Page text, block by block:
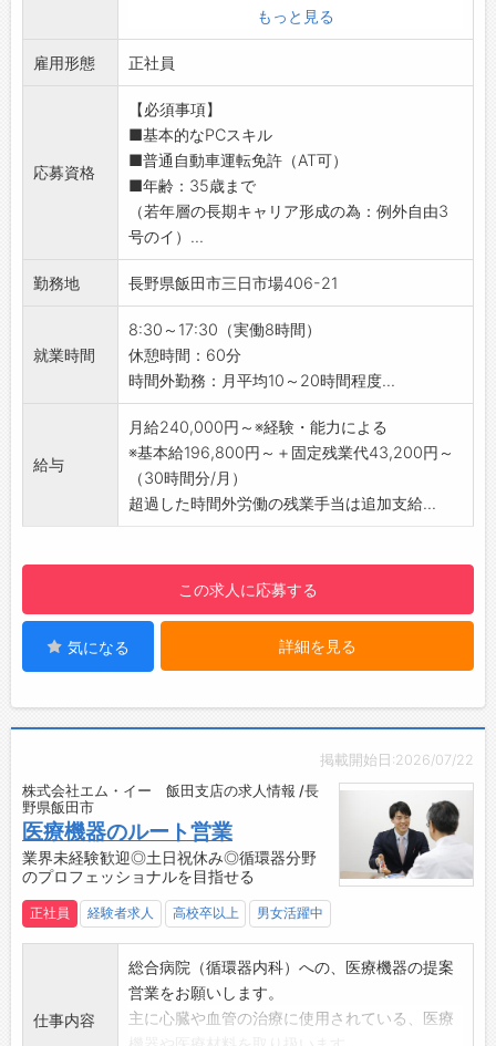
の物流センターで研修ををお願いする場合があ
ります。
【会社の雰囲気】
現在全エリア合わせて11名のドライバーが勤務
をしています！
新たな業界へチャレンジしたい方や、ワークラ
イフバランスを改善したい方、様々な理由で入
社をいただきました。
離職者も少なく、働きやすい環境も整っていま
す！
立ち上げて間もない事業であり、少数精鋭では
ありますが、皆で協力しながら業務をしており
ます！
【1日の流れの例】※シフトにより変動あり
4:00 出勤 点呼、アルコールチェック
▼
4:10 店舗への配送商品積込（カゴ車）し移動
▼
5:30 店舗着 カゴ車で荷下ろし → 空のカ
▼
10:30 当社物流センターへ移動 荷積み（カ
ゴ車）・荷下ろし（フォークリフト）
▼
11:00 店舗着 カゴ車での荷下ろし → 空の
カゴ車回収し移動
▼
12:30 物流センター着 荷下ろし（フォーク
リフト・カゴ車）、洗車等付随業務
▼
13:00 退社 お疲れ様でした！
入社後は、座学研修やOJTを経て、先輩社員か
ら病院を2~3社引継ぎます。
【業務内容】
・お客様へのヒアリング
※メインは総合病院（循環器内科）の先生、事
務など
・各種医療製品のご提案
・製品の積込み及び納品
※社用車はAT限定可です。
・オペ（治療）に関する打ち合わせ・症例の立
合い
・病院スタッフへの製品に関する使用方法の説
＜具体的には＞
医師と手術についての打ち合わせ
医師のニーズに合わせて製品を提案
手術現場で取扱い説明等のサポートを実施
【扱う商品】
・ペースメーカやカテーテルといった循環器関
連製品です。
・医療従事者から信頼できる最強のパートナー
として、社会貢献度の高い仕事に携われます。
・病院の先生や看護師の方から、治療が上手く
いった時に、感謝の言葉を頂けると喜びを感じ
・実際に納品した製品を利用している患者様の
笑顔を見ると、世の中の生活の支えになってい
【研修制度・ステップアップ】
入社から1年でプロフェッショナルになれるよう
育てます！
充実した研修制度・フォロー制度があるので、
業界未経験からでも安心して入社することがで
きます。
も勉強を行って知識をアップデートする必要が
あります。
・入社後～2週間ほど
もっと見る
雇用形態 正社員
応募資格
【必須事項】
■基本的なPCスキル
■普通自動車運転免許（AT可）
■年齢：35歳まで
（若年層の長期キャリア形成の為：例外自由3
号のイ）...
勤務地 長野県飯田市三日市場406-21
就業時間
8:30～17:30（実働8時間）
休憩時間：60分
時間外勤務：月平均10～20時間程度...
給与
月給240,000円～※経験・能力による
※基本給196,800円～＋固定残業代43,200円～
（30時間分/月）
超過した時間外労働の残業手当は追加支給...
この求人に応募する
気になる 詳細を見る
掲載開始日:2026/07/22
株式会社エム・イー 飯田支店の求人情報 /長
野県飯田市
医療機器のルート営業
業界未経験歓迎◎土日祝休み◎循環器分野
のプロフェッショナルを目指せる
正社員 経験者求人 高校卒以上 男女活躍中
仕事内容
総合病院（循環器内科）への、医療機器の提案
営業をお願いします。
主に心臓や血管の治療に使用されている、医療